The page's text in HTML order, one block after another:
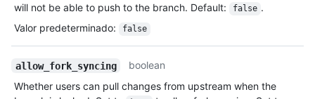
will not be able to push to the branch. Default:
false .
Valor predeterminado: false
allow_fork_syncing
boolean
Whether users can pull changes from upstream when the